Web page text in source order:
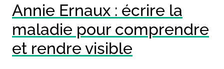
Annie Ernaux : écrire la
maladie pour comprendre
et rendre visible